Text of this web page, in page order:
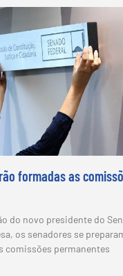
formadas as
do novo presidente do
os senadores se
comissões permanentes